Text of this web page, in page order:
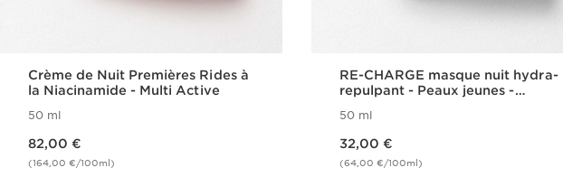
Crème de Nuit Premières Rides à
la Niacinamide - Multi Active
50 ml
82,00 €
(164,00 €/100ml)
RE-CHARGE masque nuit hydra-
repulpant - Peaux jeunes -
50 ml
32,00 €
(64,00 €/100ml)